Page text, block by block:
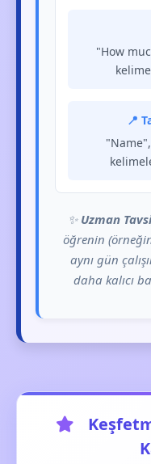
"How
📍
✨ Uzman
öğrenin
aynı gün
daha kalıcı